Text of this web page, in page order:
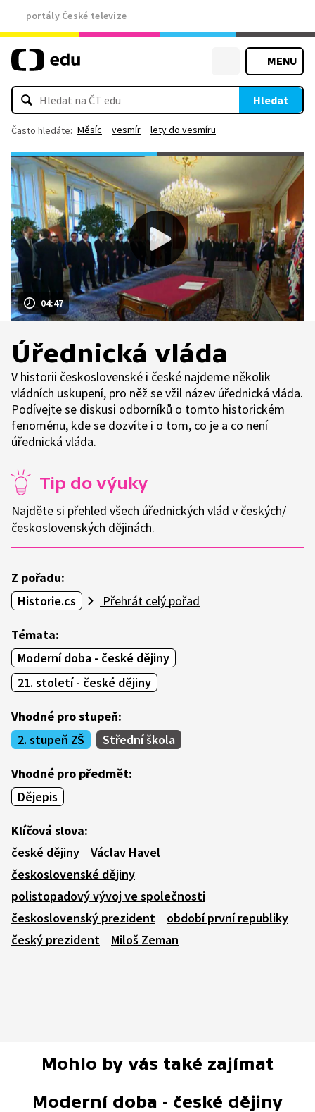
portály České televize
MENU
Hledat
Často hledáte: Měsíc vesmír lety do vesmíru
04:47
Úřednická vláda
V historii československé i české najdeme několik
vládních uskupení, pro něž se vžil název úřednická vláda.
Podívejte se diskusi odborníků o tomto historickém
fenoménu, kde se dozvíte i o tom, co je a co není
úřednická vláda.
Tip do výuky
Najděte si přehled všech úřednických vlád v českých/
československých dějinách.
Z pořadu:
Historie.cs
Přehrát celý pořad
Témata:
Moderní doba - české dějiny
21. století - české dějiny
Vhodné pro stupeň:
2. stupeň ZŠ
Střední škola
Vhodné pro předmět:
Dějepis
Klíčová slova:
české dějiny
Václav Havel
československé dějiny
polistopadový vývoj ve společnosti
československý prezident
období první republiky
český prezident
Miloš Zeman
Mohlo by vás také zajímat
Moderní doba - české dějiny